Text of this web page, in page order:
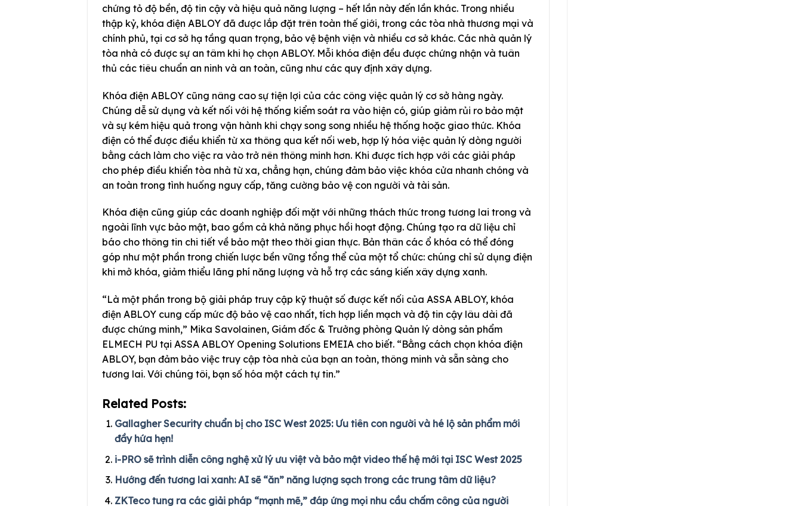
chứng tỏ độ bền, độ tin cậy và hiệu quả năng lượng – hết lần này đến lần khác. Trong nhiều
thập kỷ, khóa điện ABLOY đã được lắp đặt trên toàn thế giới, trong các tòa nhà thương mại và
chính phủ, tại cơ sở hạ tầng quan trọng, bảo vệ bệnh viện và nhiều cơ sở khác. Các nhà quản lý
tòa nhà có được sự an tâm khi họ chọn ABLOY. Mỗi khóa điện đều được chứng nhận và tuân
thủ các tiêu chuẩn an ninh và an toàn, cũng như các quy định xây dựng.
Khóa điện ABLOY cũng nâng cao sự tiện lợi của các công việc quản lý cơ sở hàng ngày.
Chúng dễ sử dụng và kết nối với hệ thống kiểm soát ra vào hiện có, giúp giảm rủi ro bảo mật
và sự kém hiệu quả trong vận hành khi chạy song song nhiều hệ thống hoặc giao thức. Khóa
điện có thể được điều khiển từ xa thông qua kết nối web, hợp lý hóa việc quản lý dòng người
bằng cách làm cho việc ra vào trở nên thông minh hơn. Khi được tích hợp với các giải pháp
cho phép điều khiển tòa nhà từ xa, chẳng hạn, chúng đảm bảo việc khóa cửa nhanh chóng và
an toàn trong tình huống nguy cấp, tăng cường bảo vệ con người và tài sản.
Khóa điện cũng giúp các doanh nghiệp đối mặt với những thách thức trong tương lai trong và
ngoài lĩnh vực bảo mật, bao gồm cả khả năng phục hồi hoạt động. Chúng tạo ra dữ liệu chỉ
báo cho thông tin chi tiết về bảo mật theo thời gian thực. Bản thân các ổ khóa có thể đóng
góp như một phần trong chiến lược bền vững tổng thể của một tổ chức: chúng chỉ sử dụng điện
khi mở khóa, giảm thiểu lãng phí năng lượng và hỗ trợ các sáng kiến xây dựng xanh.
“Là một phần trong bộ giải pháp truy cập kỹ thuật số được kết nối của ASSA ABLOY, khóa
điện ABLOY cung cấp mức độ bảo vệ cao nhất, tích hợp liền mạch và độ tin cậy lâu dài đã
được chứng minh,” Mika Savolainen, Giám đốc & Trưởng phòng Quản lý dòng sản phẩm
ELMECH PU tại ASSA ABLOY Opening Solutions EMEIA cho biết. “Bằng cách chọn khóa điện
ABLOY, bạn đảm bảo việc truy cập tòa nhà của bạn an toàn, thông minh và sẵn sàng cho
tương lai. Với chúng tôi, bạn số hóa một cách tự tin.”
Related Posts:
Gallagher Security chuẩn bị cho ISC West 2025: Ưu tiên con người và hé lộ sản phẩm mới
đầy hứa hẹn!
i-PRO sẽ trình diễn công nghệ xử lý ưu việt và bảo mật video thế hệ mới tại ISC West 2025
Hướng đến tương lai xanh: AI sẽ “ăn” năng lượng sạch trong các trung tâm dữ liệu?
ZKTeco tung ra các giải pháp “mạnh mẽ,” đáp ứng mọi nhu cầu chấm công của người